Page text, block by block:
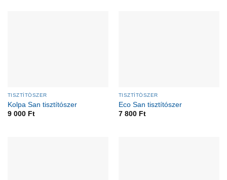
TISZTÍTÓSZER
Kolpa San tisztítószer
9 000 Ft
TISZTÍTÓSZER
Eco San tisztítószer
7 800 Ft